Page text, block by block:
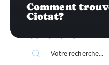
Comment
Ciotat?
Recherche